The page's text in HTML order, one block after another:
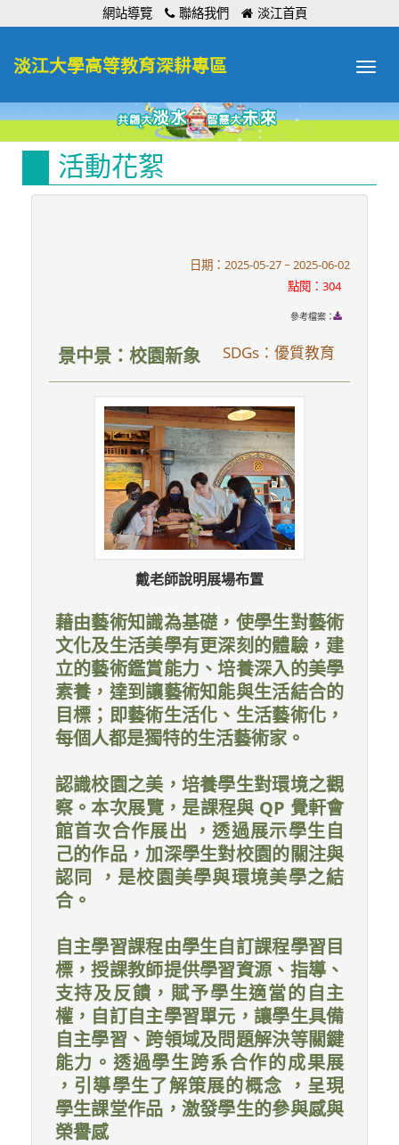
網站導覽 聯絡我們 淡江首頁
Toggle
淡江大學高等教育深耕專區
活動花絮
日期：2025-05-27 ~ 2025-06-02
點閱：304
參考檔案：
景中景：校園新象 SDGs：優質教育
戴老師說明展場布置
藉由藝術知識為基礎，使學生對藝術
文化及生活美學有更深刻的體驗，建
立的藝術鑑賞能力、培養深入的美學
素養，達到讓藝術知能與生活結合的
目標；即藝術生活化、生活藝術化，
每個人都是獨特的生活藝術家。
認識校園之美，培養學生對環境之觀
察。本次展覽，是課程與 QP 覺軒會
館首次合作展出 ，透過展示學生自
己的作品，加深學生對校園的關注與
認同 ，是校園美學與環境美學之結
合。
自主學習課程由學生自訂課程學習目
標，授課教師提供學習資源、指導、
支持及反饋，賦予學生適當的自主
權，自訂自主學習單元，讓學生具備
自主學習、跨領域及問題解決等關鍵
能力。透過學生跨系合作的成果展
，引導學生了解策展的概念 ，呈現
學生課堂作品，激發學生的參與感與
榮譽感